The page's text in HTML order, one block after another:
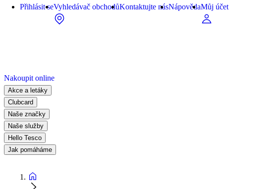
Přihlásit seVyhledávač obchodůKontaktujte násNápovědaMůj účet
Nakoupit online
Akce a letáky
Clubcard
Naše značky
Naše služby
Hello Tesco
Jak pomáháme